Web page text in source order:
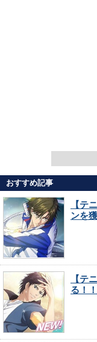
おすすめ記事
【テ
ンを
【テ
る！！